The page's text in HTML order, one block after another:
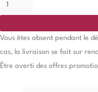
Vous êtes absent pendant le
cas, la livraison se fait sur
Être averti des offres